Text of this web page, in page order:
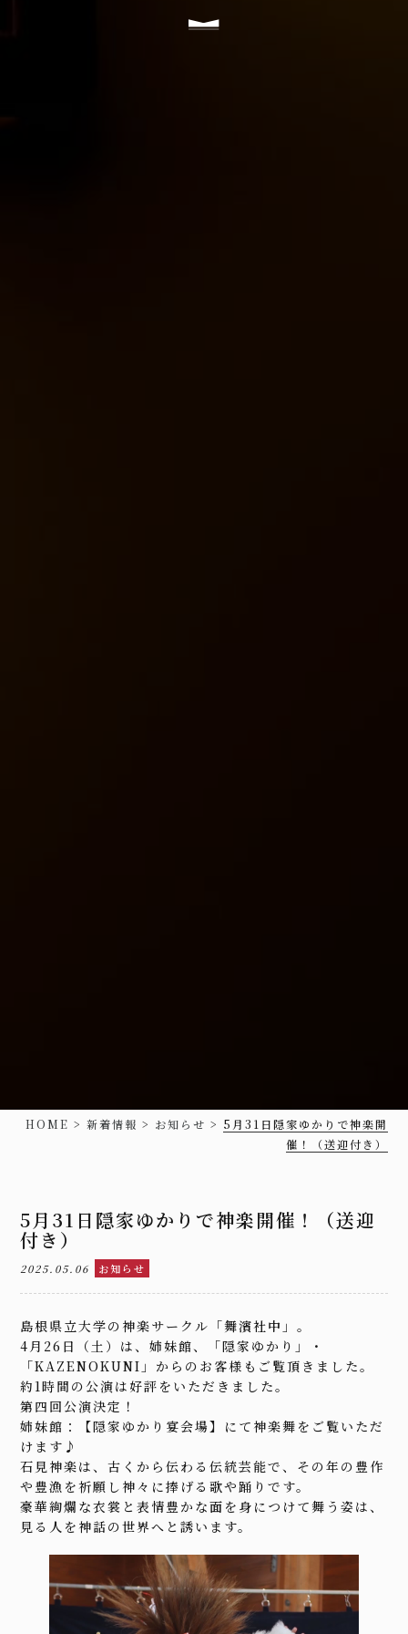
HOME > 新着情報 > お知らせ > 5月31日隠家ゆかりで神楽開
催！（送迎付き）
5月31日隠家ゆかりで神楽開催！（送迎
付き）
2025.05.06 お知らせ
島根県立大学の神楽サークル「舞濱社中 」。
4月26日（土）は、姉妹館、「隠家ゆかり」・
「KAZENOKUNI」からのお客様もご覧頂きました。
約1時間の公演は好評をいただきました。
第四回公演決定！
姉妹館：【隠家ゆかり宴会場】にて神楽舞をご覧いただ
けます♪
石見神楽は、古くから伝わる伝統芸能で、その年の豊作
や豊漁を祈願し神々に捧げる歌や踊りです。
豪華絢爛な衣裳と表情豊かな面を身につけて舞う姿は、
見る人を神話の世界へと誘います。